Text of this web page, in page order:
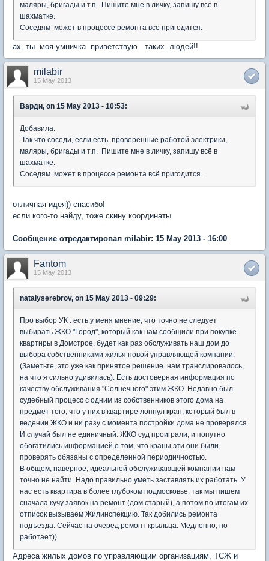
маляры, бригады и т.п. Пишите мне в личку, запишу всё в
шахматке.
Соседям может в процессе ремонта всё пригодится.
ах ты моя умничка приветствую таких людей!!
milabir
15 May 2013
Варди, on 15 May 2013 - 10:53:
Добавила.
Так что соседи, если есть проверенные работой электрики,
маляры, бригады и т.п. Пишите мне в личку, запишу всё в
шахматке.
Соседям может в процессе ремонта всё пригодится.
отличная идея)) спасибо!
если кого-то найду, тоже скину координаты.
Сообщение отредактировал milabir: 15 May 2013 - 16:00
Fantom
15 May 2013
natalyserebrov, on 15 May 2013 - 09:29:
Про выбор УК : есть у меня мнение, что точно не следует
выбирать ЖКО "Город", который как нам сообщили при покупке
квартиры в Домстрое, будет как раз обслуживать наш дом до
выбора собственниками жилья новой управляющей компании.
(Заметьте, это уже как принятое решение нам транслировалось,
на что я сильно удивилась). Есть достоверная информация по
качеству обслуживания "Солнечного" этим ЖКО. Недавно был
судебный процесс с одним из собственников этого дома на
предмет того, что у них в квартире лопнул кран, который был в
ведении ЖКО и ни разу с момента постройки дома не проверялся.
И случай был не единичный. ЖКО суд проиграли, и попутно
обогатились информацией о том, что краны эти они были
проверять обязаны с определенной периодичностью.
В общем, наверное, идеальной обслуживающей компании нам
точно не найти. Надо правильно уметь заставлять их работать. У
нас есть квартира в более глубоком подмосковье, так мы пишем
сначала кучу заявок на ремонт (дом старый), а потом по итогам их
отписок вызываем Жилинспекцию. Так добились ремонта
подъезда. Сейчас на очеред ремонт крыльца. Медленно, но
работает))
Адреса жилых домов по управляющим организациям, ТСЖ и